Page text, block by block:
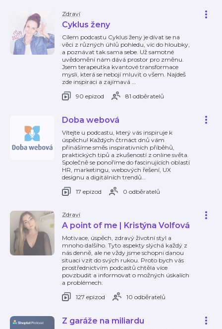
Zdraví
Cyklus ženy
Cílem podcastu Cyklus ženy je dívat se na
věci z různých úhlů pohledu, víc do hloubky,
a poznávat tak sama sebe. Už samotné
uvědomění nám dává prostor pro změnu.
Jsem terapeutka kvantové transformace
mysli, která se nebojí mluvit o všem. Najdeš
zde inspiraci a zajímavá …
90 epizod
81 odběratelů
Doba webová
Vítejte u podcastu, který vás inspiruje k
úspěchu! Každých čtrnáct dnů vám
přinášíme směs inspirativních příběhů,
praktických tipů a zkušeností z online světa.
Společně se ponoříme do fascinujících oblastí
HR, marketingu, webových řešení, UX
designu a digitálních trendů…
17 epizod
0 odběratelů
Zdraví
A point of me | Kristýna Volfová
Motivace, úspěch, zdravý životní styl a
mnoho dalšího. Tyto aspekty slýchá každý z
nás denně, ale ne vždy jsme schopni danou
situaci vzít do svých rukou. Proto bych vás
prostřednictvím podcastů chtěla více
povzbudit a informovat o možných úskalích
a problémech.
127 epizod
10 odběratelů
Z garáže na miliardu